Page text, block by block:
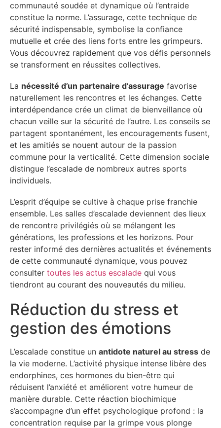
communauté soudée et dynamique où l’entraide
constitue la norme. L’assurage, cette technique de
sécurité indispensable, symbolise la confiance
mutuelle et crée des liens forts entre les grimpeurs.
Vous découvrez rapidement que vos défis personnels
se transforment en réussites collectives.
La nécessité d’un partenaire d’assurage favorise
naturellement les rencontres et les échanges. Cette
interdépendance crée un climat de bienveillance où
chacun veille sur la sécurité de l’autre. Les conseils se
partagent spontanément, les encouragements fusent,
et les amitiés se nouent autour de la passion
commune pour la verticalité. Cette dimension sociale
distingue l’escalade de nombreux autres sports
individuels.
L’esprit d’équipe se cultive à chaque prise franchie
ensemble. Les salles d’escalade deviennent des lieux
de rencontre privilégiés où se mélangent les
générations, les professions et les horizons. Pour
rester informé des dernières actualités et événements
de cette communauté dynamique, vous pouvez
consulter toutes les actus escalade qui vous
tiendront au courant des nouveautés du milieu.
Réduction du stress et
gestion des émotions
L’escalade constitue un antidote naturel au stress de
la vie moderne. L’activité physique intense libère des
endorphines, ces hormones du bien-être qui
réduisent l’anxiété et améliorent votre humeur de
manière durable. Cette réaction biochimique
s’accompagne d’un effet psychologique profond : la
concentration requise par la grimpe vous plonge